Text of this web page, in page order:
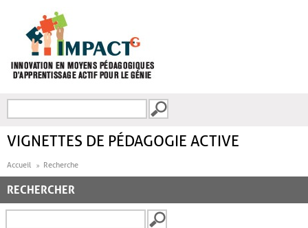
FORMULAIRE DE
VIGNETTES DE PÉDAGOGIE ACTIVE
Accueil Recherche
RECHERCHER